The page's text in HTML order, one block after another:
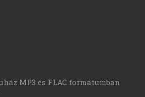
MP3 és FLAC formátumban